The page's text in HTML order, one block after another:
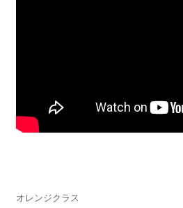
オレンジクラス